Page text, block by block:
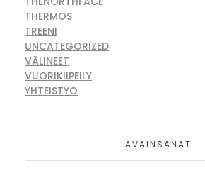
THERMOS
TREENI
UNCATEGORIZED
VÄLINEET
VUORIKIIPEILY
YHTEISTYÖ
AVAINSANAT